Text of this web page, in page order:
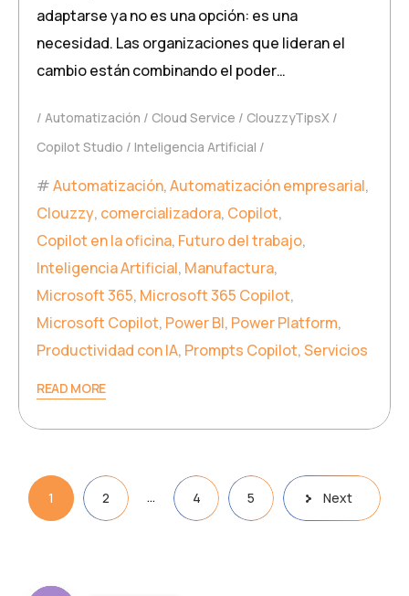
adaptarse ya no es una opción: es una
necesidad. Las organizaciones que lideran el
cambio están combinando el poder…
Automatización Cloud Service
ClouzzyTipsX
Copilot Studio
Inteligencia Artificial
Automatización,Automatización empresarial,
Clouzzy, comercializadora, Copilot,
Copilot en la oficina, Futuro del trabajo,
Inteligencia Artificial, Manufactura,
Microsoft 365, Microsoft 365 Copilot,
Microsoft Copilot, Power BI, Power Platform,
Productividad con IA, Prompts Copilot,Servicios
READ MORE
1 2 … 4 5 Next